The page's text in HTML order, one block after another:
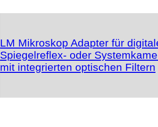
LM Mikroskop Adapter für
Spiegelreflex- oder
mit integrierten optischen Filtern